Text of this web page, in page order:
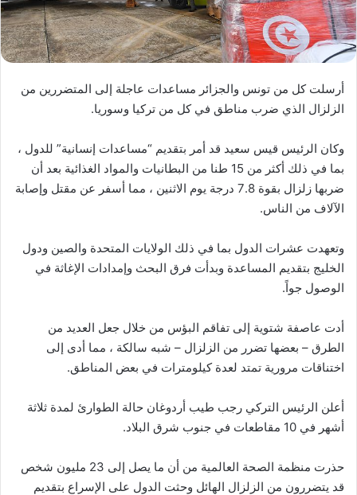
أرسلت كل من تونس والجزائر مساعدات عاجلة إلى المتضررين من
الزلزال الذي ضرب مناطق في كل من تركيا وسوريا.
وكان الرئيس قيس سعيد قد أمر بتقديم “مساعدات إنسانية” للدول ،
بما في ذلك أكثر من 15 طنا من البطانيات والمواد الغذائية بعد أن
ضربها زلزال بقوة 7.8 درجة يوم الاثنين ، مما أسفر عن مقتل وإصابة
الآلاف من الناس.
وتعهدت عشرات الدول بما في ذلك الولايات المتحدة والصين ودول
الخليج بتقديم المساعدة وبدأت فرق البحث وإمدادات الإغاثة في
الوصول جواً.
أدت عاصفة شتوية إلى تفاقم البؤس من خلال جعل العديد من
الطرق – بعضها تضرر من الزلزال – شبه سالكة ، مما أدى إلى
اختناقات مرورية تمتد لعدة كيلومترات في بعض المناطق.
أعلن الرئيس التركي رجب طيب أردوغان حالة الطوارئ لمدة ثلاثة
أشهر في 10 مقاطعات في جنوب شرق البلاد.
حذرت منظمة الصحة العالمية من أن ما يصل إلى 23 مليون شخص
قد يتضررون من الزلزال الهائل وحثت الدول على الإسراع بتقديم